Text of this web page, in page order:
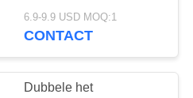
3G 4G LTE Omni voor
Verizon
6.9-9.9 USD MOQ:1
CONTACT
Dubbele het